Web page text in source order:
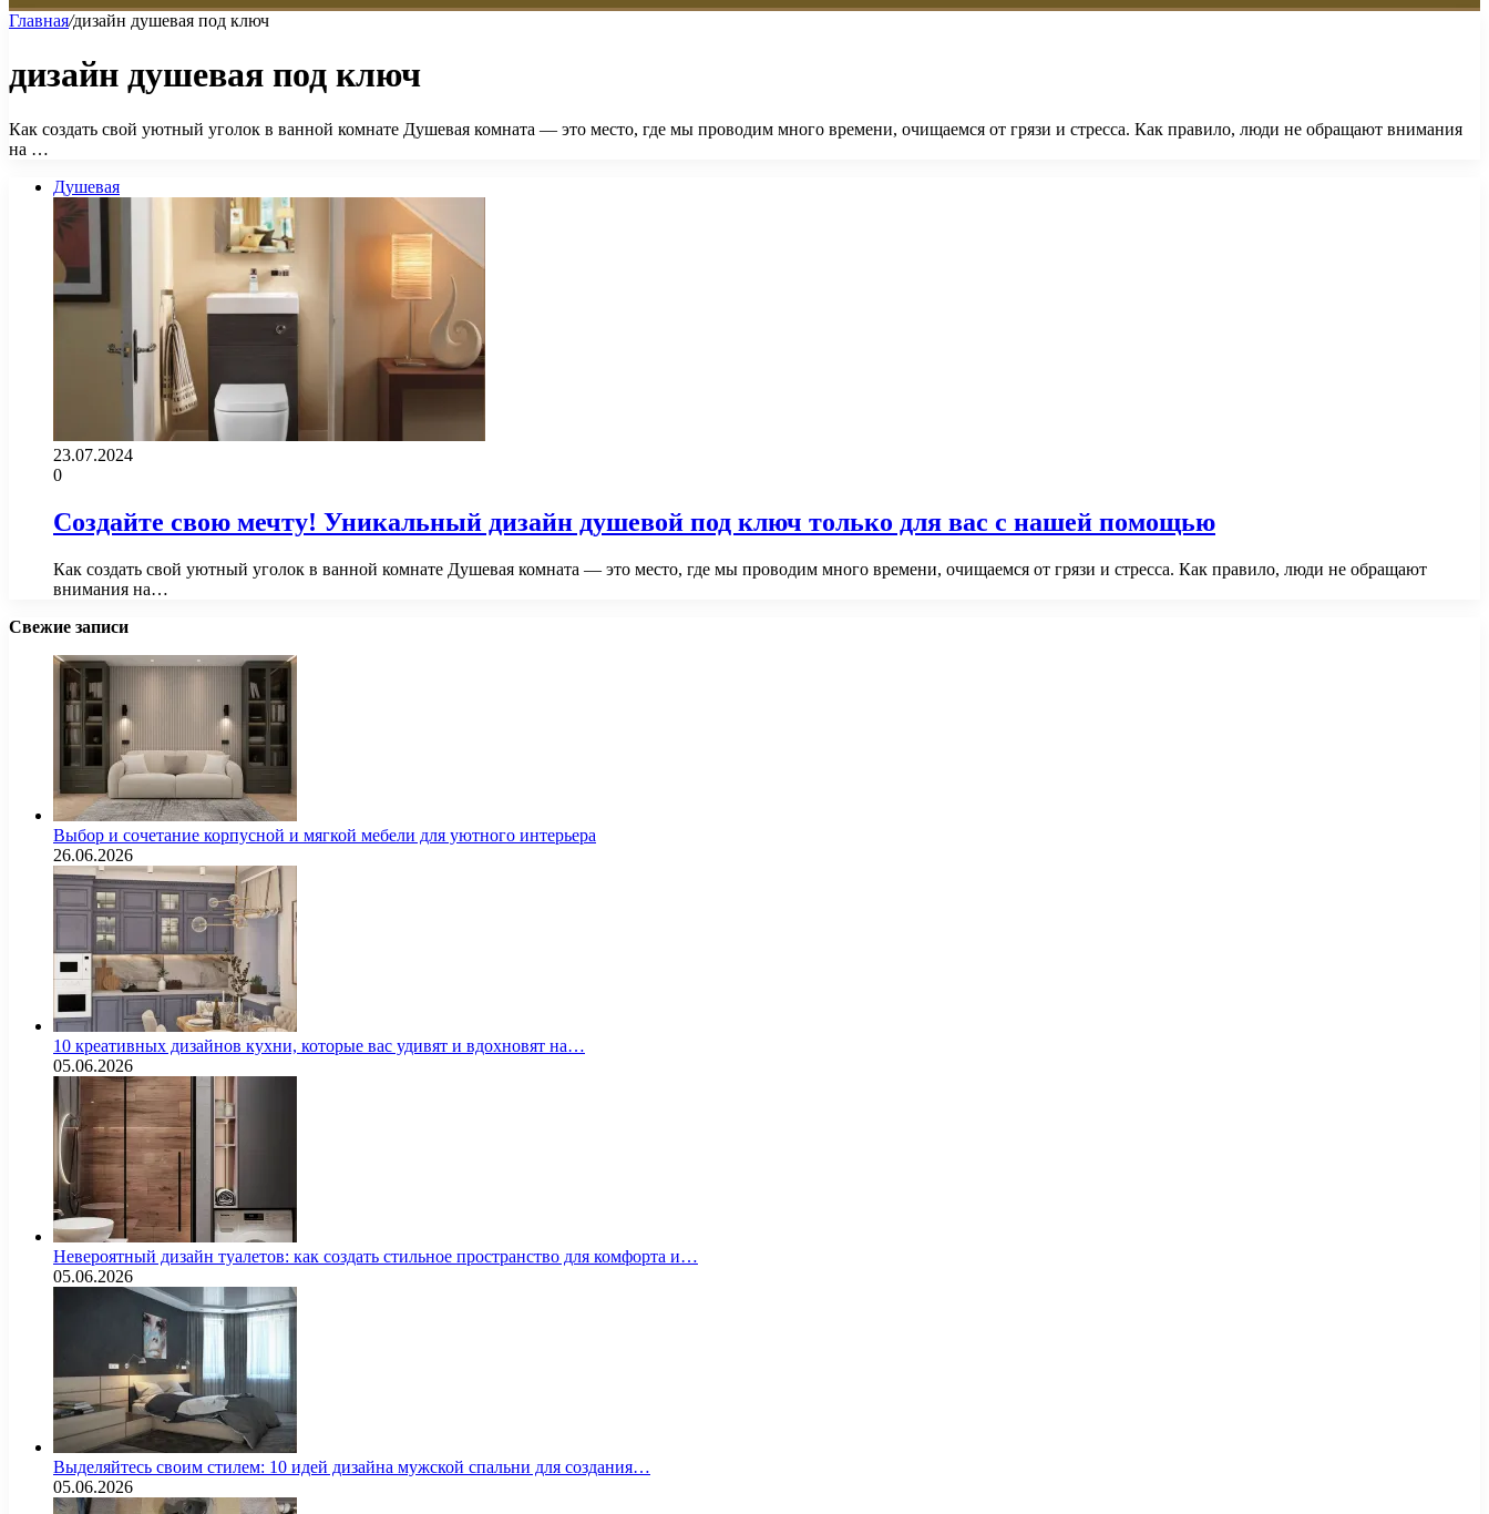
Главная/дизайн душевая под ключ
дизайн душевая под ключ
Как создать свой уютный уголок в ванной комнате Душевая комната — это место, где мы проводим много времени, очищаемся от грязи и стресса. Как правило, люди не обращают внимания
на …
Душевая
23.07.2024
0
Создайте свою мечту! Уникальный дизайн душевой под ключ только для вас с нашей помощью
Как создать свой уютный уголок в ванной комнате Душевая комната — это место, где мы проводим много времени, очищаемся от грязи и стресса. Как правило, люди не обращают
внимания на…
Свежие записи
Выбор и сочетание корпусной и мягкой мебели для уютного интерьера
26.06.2026
10 креативных дизайнов кухни, которые вас удивят и вдохновят на…
05.06.2026
Невероятный дизайн туалетов: как создать стильное пространство для комфорта и…
05.06.2026
Выделяйтесь своим стилем: 10 идей дизайна мужской спальни для создания…
05.06.2026